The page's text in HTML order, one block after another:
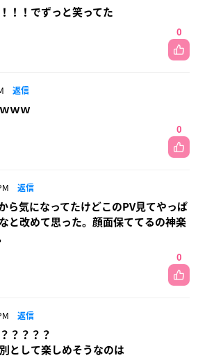
！！でずっと笑ってた
0
返信
ｗｗ
0
返信
ら気になってたけどこのPV見てやっぱ
と改めて思った。顔面保ててるの神楽
0
返信
？？？？
として楽しめそうなのは